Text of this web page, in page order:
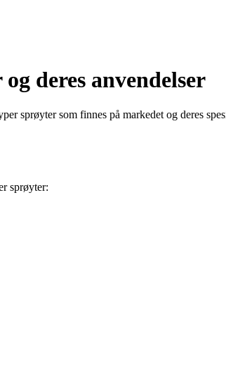
deres anvendelser
sprøyter som finnes på markedet og deres
sprøyter: